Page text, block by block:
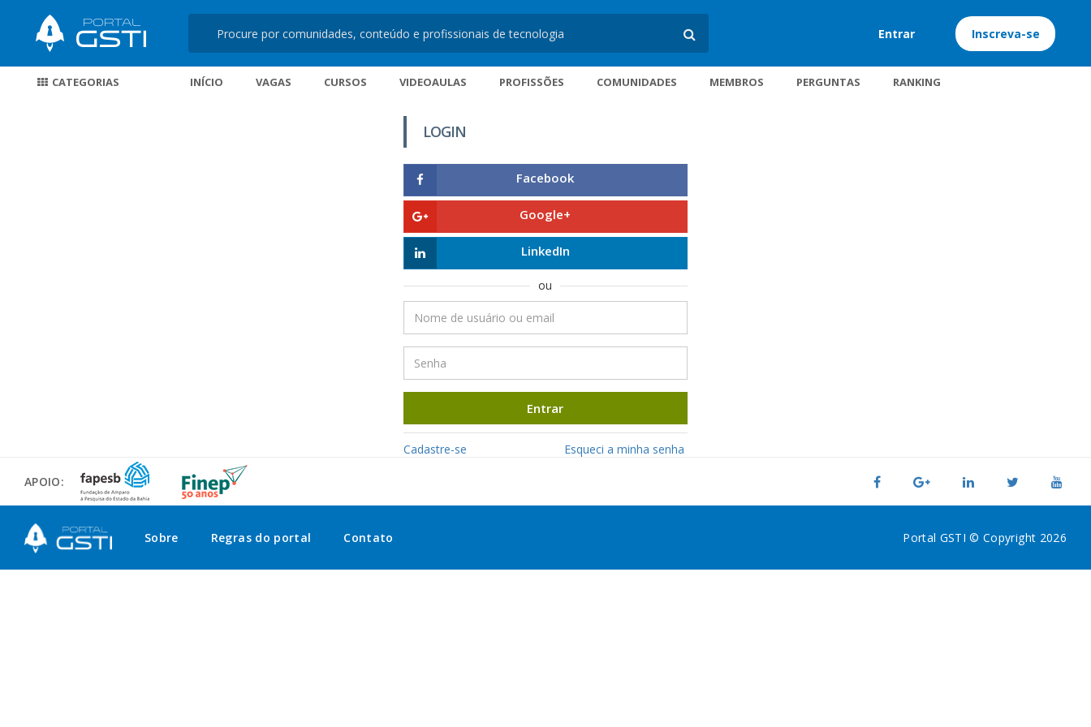
Entrar Inscreva-se
CATEGORIAS INÍCIO VAGAS CURSOS VIDEOAULAS PROFISSÕES COMUNIDADES MEMBROS PERGUNTAS RANKING
LOGIN
Facebook
Google+
LinkedIn
ou
Entrar
Cadastre-se Esqueci a minha senha
APOIO:
Sobre Regras do portal Contato Portal GSTI © Copyright 2026